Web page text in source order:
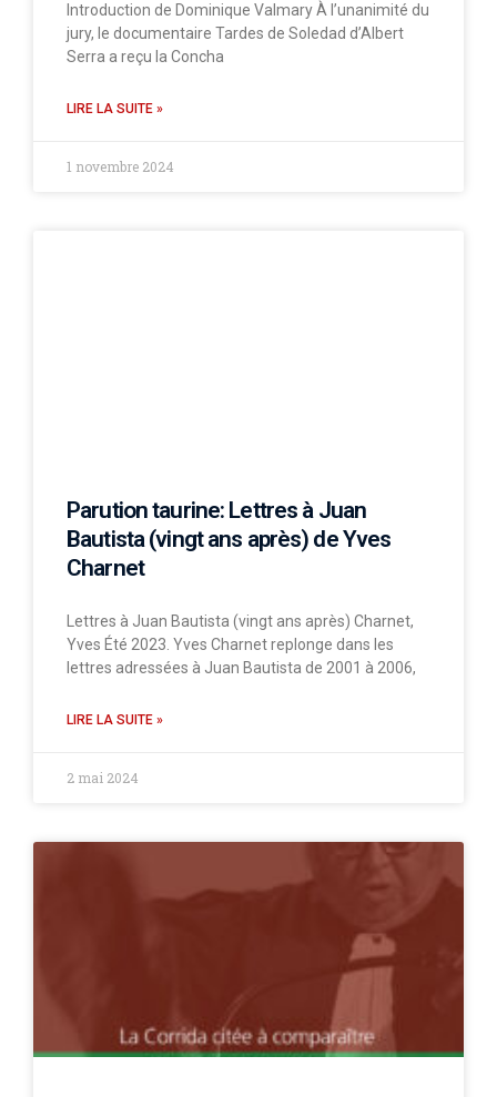
Introduction de Dominique Valmary À l’unanimité du
jury, le documentaire Tardes de Soledad d’Albert
Serra a reçu la Concha
LIRE LA SUITE »
1 novembre 2024
Parution taurine: Lettres à Juan
Bautista (vingt ans après) de Yves
Charnet
Lettres à Juan Bautista (vingt ans après) Charnet,
Yves Été 2023. Yves Charnet replonge dans les
lettres adressées à Juan Bautista de 2001 à 2006,
LIRE LA SUITE »
2 mai 2024